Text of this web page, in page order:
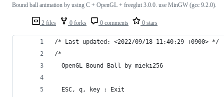
2 files 0 forks 0 comments 0 stars
Bound ball animation by using C + OpenGL + freeglut 3.0.0. use MinGW (gcc 9.2.0).
/* Last updated: <2022/09/18 11:40:29 +0900> */
/*
  OpenGL Bound Ball by mieki256
  ESC, q, key : Exit